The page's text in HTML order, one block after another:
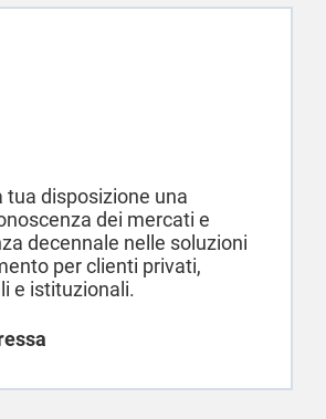
tua disposizione una
dei mercati e
decennale nelle soluzioni
per clienti privati,
e istituzionali.